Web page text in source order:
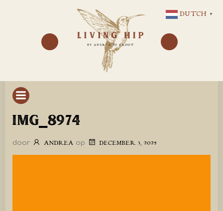
NAAR
DE
INHOUD
IMG_8974
door ANDREA op DECEMBER 3, 2025
DUTCH ▼